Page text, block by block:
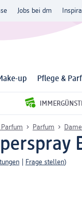
Jobs bei dm
up Pflege &
Parfum Parfum
Frage stellen)